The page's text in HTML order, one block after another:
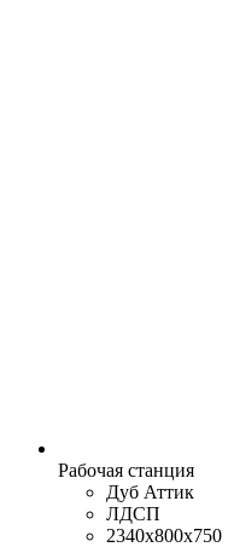
Рабочая станция
Дуб Аттик
ЛДСП
2340x800x750